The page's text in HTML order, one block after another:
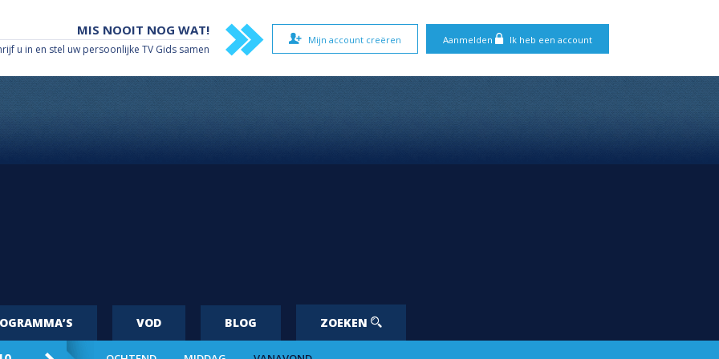
Aanmelden Ik heb een account
Mijn account creëren
MIS NOOIT NOG WAT!
u in en stel uw persoonlijke TV Gids samen
VOD BLOG ZOEKEN